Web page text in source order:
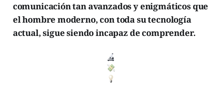
comunicación tan avanzados y enigmáticos que
el hombre moderno, con toda su tecnología
actual, sigue siendo incapaz de comprender.